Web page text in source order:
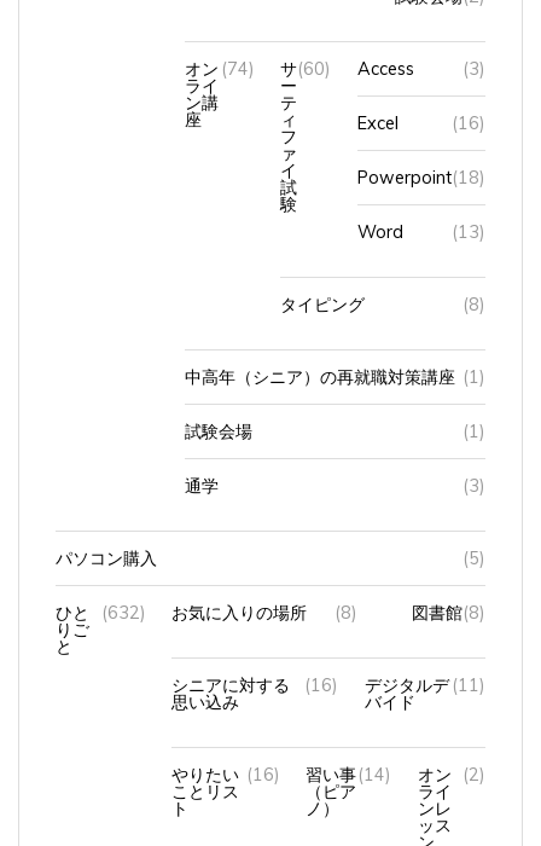
オン
ライ
ン講
座
(74) サ
ー
テ
ィ
フ
ァ
イ
試
験
(60) Access (3)
Excel (16)
Powerpoint(18)
Word (13)
タイピング (8)
中高年（シニア）の再就職対策講座 (1)
試験会場 (1)
通学 (3)
パソコン購入 (5)
ひと
りご
と
(632) お気に入りの場所 (8) 図書館(8)
シニアに対する
思い込み
(16) デジタルデ
バイド
(11)
やりたい
ことリス
ト
(16) 習い事
（ピア
ノ）
(14) オン
ライ
ンレ
ッス
ン
(2)